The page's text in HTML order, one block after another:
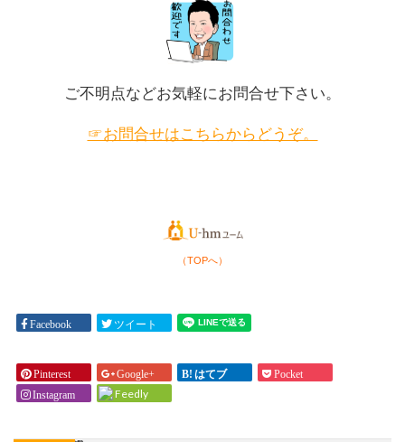
ご不明点などお気軽にお問合せ下さい。
☞お問合せはこちらからどうぞ。
（TOPへ）
Facebook ツイート
Pinterest Google+ はてブ
Pocket
Instagram
Feedly
のが
ょう
か？
提案
が良
思わ
れま